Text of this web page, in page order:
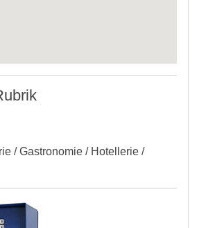
/ Gastronomie / Hotellerie /